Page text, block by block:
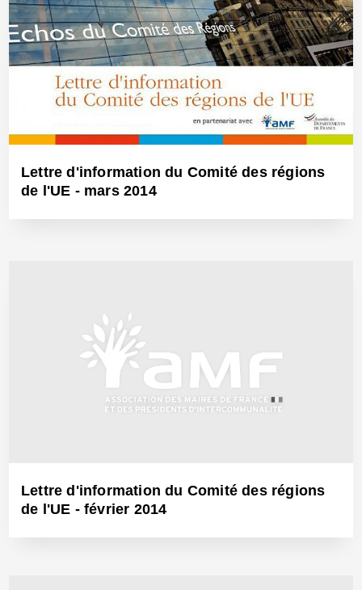
6 Mai 2014 - Réf: BW12631
Lettre d'information du Comité des régions
de l'UE - mars 2014
1 Avr 2014 - Réf: BW12667
Lettre d'information du Comité des régions
de l'UE - février 2014